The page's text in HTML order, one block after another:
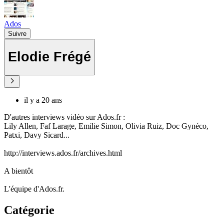
Ados
Suivre
Elodie Frégé
il y a 20 ans
D'autres interviews vidéo sur Ados.fr :
Lily Allen, Faf Larage, Emilie Simon, Olivia Ruiz, Doc Gynéco,
Patxi, Davy Sicard...
http://interviews.ados.fr/archives.html
A bientôt
L'équipe d'Ados.fr.
Catégorie